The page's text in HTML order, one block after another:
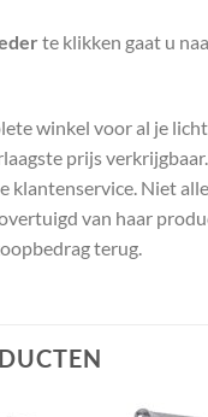
te klikken gaat u
winkel voor al je
prijs
klantenservice. Niet
van haar
terug.